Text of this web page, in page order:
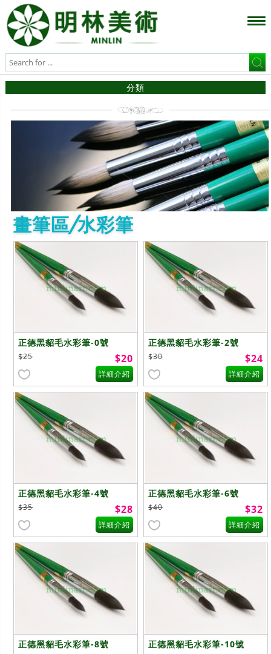
分類
畫筆區/水彩筆
正德黑貂毛水彩筆-0號
$25 $20
詳細介紹
正德黑貂毛水彩筆-2號
$30 $24
詳細介紹
正德黑貂毛水彩筆-4號
$35 $28
詳細介紹
正德黑貂毛水彩筆-6號
$40 $32
詳細介紹
正德黑貂毛水彩筆-8號 正德黑貂毛水彩筆-10號